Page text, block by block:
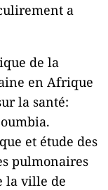
a
de la
en Afrique
la santé:
et étude des
pulmonaires
la ville de